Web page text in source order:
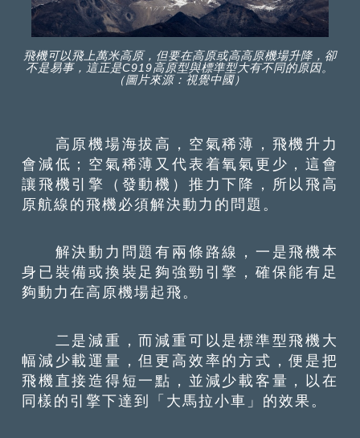
飛機可以飛上萬米高原，但要在高原或高高原機場升降，卻
不是易事，這正是C919高原型與標準型大有不同的原因。
（圖片來源：視覺中國）
高原機場海拔高，空氣稀薄，飛機升力
會減低；空氣稀薄又代表着氧氣更少，這會
讓飛機引擎（發動機）推力下降，所以飛高
原航線的飛機必須解決動力的問題。
解決動力問題有兩條路線，一是飛機本
身已裝備或換裝足夠強勁引擎，確保能有足
夠動力在高原機場起飛。
二是減重，而減重可以是標準型飛機大
幅減少載運量，但更高效率的方式，便是把
飛機直接造得短一點，並減少載客量，以在
同樣的引擎下達到「大馬拉小車」的效果。